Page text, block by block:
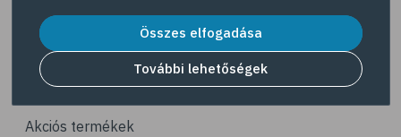
# reuma
elérhetőségeit a
Gyógyszertár kereső oldalon
tekintheti meg.
Navigáció
Akciós termékek
Összes elfogadása
További lehetőségek